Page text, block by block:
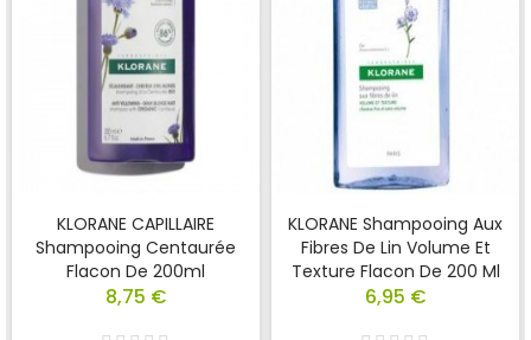
KLORANE CAPILLAIRE
Shampooing Centaurée
Flacon De 200ml
8,75 €
KLORANE Shampooing Aux
Fibres De Lin Volume Et
Texture Flacon De 200 Ml
6,95 €